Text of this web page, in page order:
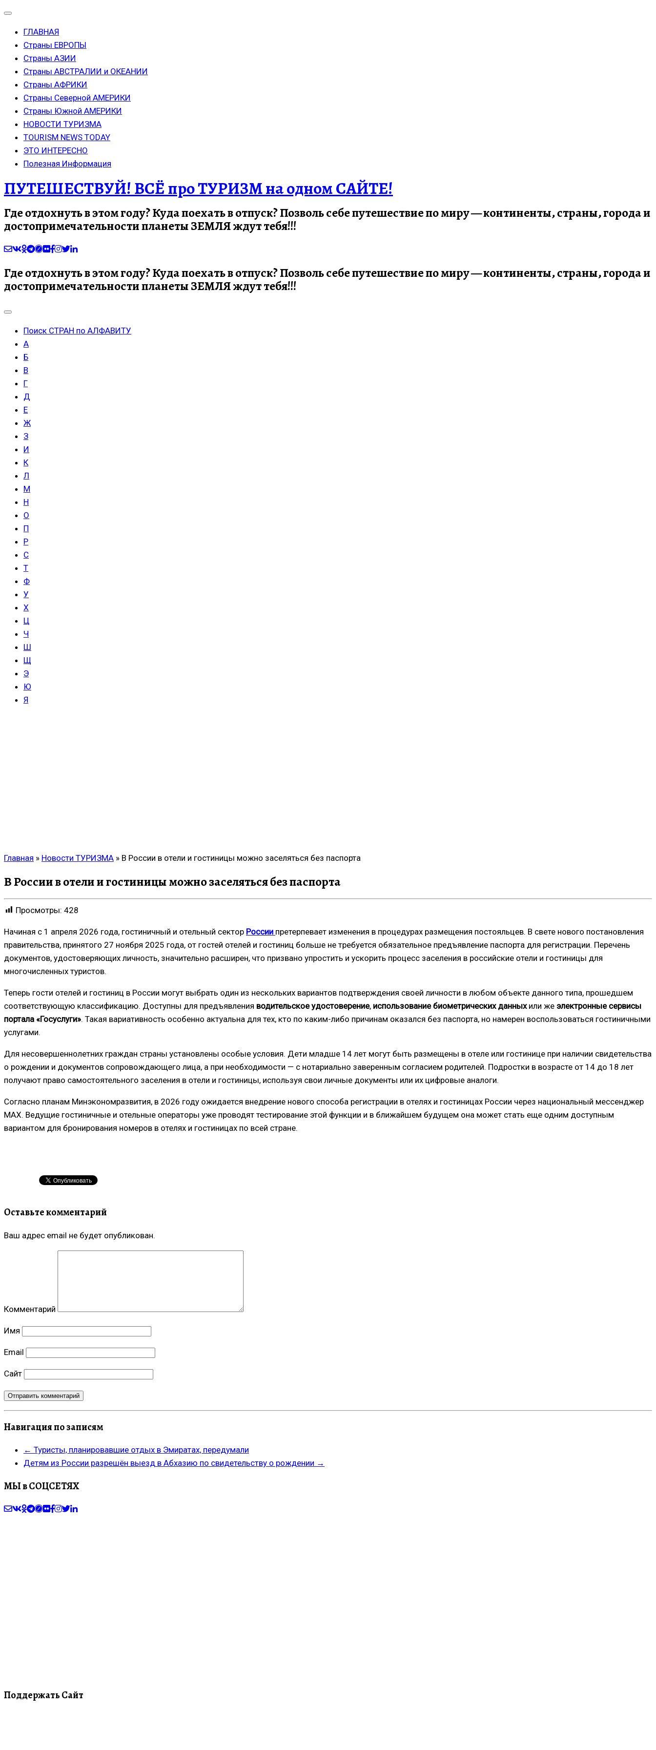
ГЛАВНАЯ
Страны ЕВРОПЫ
Страны АЗИИ
Страны АВСТРАЛИИ и ОКЕАНИИ
Страны АФРИКИ
Страны Северной АМЕРИКИ
Страны Южной АМЕРИКИ
НОВОСТИ ТУРИЗМА
TOURISM NEWS TODAY
ЭТО ИНТЕРЕСНО
Полезная Информация
ПУТЕШЕСТВУЙ! ВСЁ про ТУРИЗМ на одном САЙТЕ!
Где отдохнуть в этом году? Куда поехать в отпуск? Позволь себе путешествие по миру — континенты, страны, города и
достопримечательности планеты ЗЕМЛЯ ждут тебя!!!
Где отдохнуть в этом году? Куда поехать в отпуск? Позволь себе путешествие по миру — континенты, страны, города и
достопримечательности планеты ЗЕМЛЯ ждут тебя!!!
Поиск СТРАН по АЛФАВИТУ
А
Б
В
Г
Д
Е
Ж
З
И
К
Л
М
Н
О
П
Р
С
Т
Ф
У
Х
Ц
Ч
Ш
Щ
Э
Ю
Я
Главная » Новости ТУРИЗМА » В России в отели и гостиницы можно заселяться без паспорта
В России в отели и гостиницы можно заселяться без паспорта
Просмотры: 428
Начиная с 1 апреля 2026 года, гостиничный и отельный сектор России претерпевает изменения в процедурах размещения постояльцев. В свете нового постановления
правительства, принятого 27 ноября 2025 года, от гостей отелей и гостиниц больше не требуется обязательное предъявление паспорта для регистрации. Перечень
документов, удостоверяющих личность, значительно расширен, что призвано упростить и ускорить процесс заселения в российские отели и гостиницы для
многочисленных туристов.
Теперь гости отелей и гостиниц в России могут выбрать один из нескольких вариантов подтверждения своей личности в любом объекте данного типа, прошедшем
соответствующую классификацию. Доступны для предъявления водительское удостоверение, использование биометрических данныхили же электронные сервисы
портала «Госуслуги». Такая вариативность особенно актуальна для тех, кто по каким-либо причинам оказался без паспорта, но намерен воспользоваться гостиничными
услугами.
Для несовершеннолетних граждан страны установлены особые условия. Дети младше 14 лет могут быть размещены в отеле или гостинице при наличии свидетельства
о рождении и документов сопровождающего лица, а при необходимости — с нотариально заверенным согласием родителей. Подростки в возрасте от 14 до 18 лет
получают право самостоятельного заселения в отели и гостиницы, используя свои личные документы или их цифровые аналоги.
Согласно планам Минэкономразвития, в 2026 году ожидается внедрение нового способа регистрации в отелях и гостиницах России через национальный мессенджер
MAX. Ведущие гостиничные и отельные операторы уже проводят тестирование этой функции и в ближайшем будущем она может стать еще одним доступным
вариантом для бронирования номеров в отелях и гостиницах по всей стране.
Оставьте комментарий
Ваш адрес email не будет опубликован.
Комментарий
Имя
Email
Сайт
Навигация по записям
← Туристы, планировавшие отдых в Эмиратах, передумали
Детям из России разрешён выезд в Абхазию по свидетельству о рождении →
МЫ в СОЦСЕТЯХ
Поддержать Сайт